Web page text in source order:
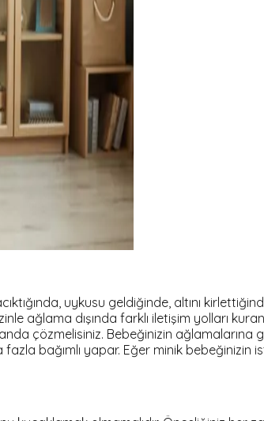
uykusu geldiğinde, altını
ağlama dışında farklı iletişim yolları
çözmelisiniz. Bebeğinizin
bağımlı yapar. Eğer minik bebeğinizin